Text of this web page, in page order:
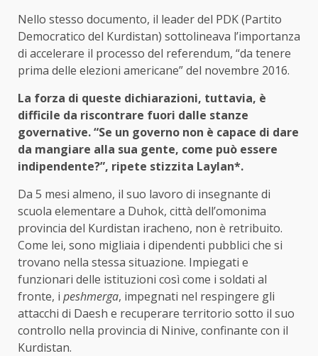
Nello stesso documento, il leader del PDK (Partito
Democratico del Kurdistan) sottolineava l’importanza
di accelerare il processo del referendum, “da tenere
prima delle elezioni americane” del novembre 2016.
La forza di queste dichiarazioni, tuttavia, è
difficile da riscontrare fuori dalle stanze
governative. “Se un governo non è capace di dare
da mangiare alla sua gente, come può essere
indipendente?”, ripete stizzita Laylan*.
Da 5 mesi almeno, il suo lavoro di insegnante di
scuola elementare a Duhok, città dell’omonima
provincia del Kurdistan iracheno, non è retribuito.
Come lei, sono migliaia i dipendenti pubblici che si
trovano nella stessa situazione. Impiegati e
funzionari delle istituzioni così come i soldati al
fronte, i peshmerga, impegnati nel respingere gli
attacchi di Daesh e recuperare territorio sotto il suo
controllo nella provincia di Ninive, confinante con il
Kurdistan.